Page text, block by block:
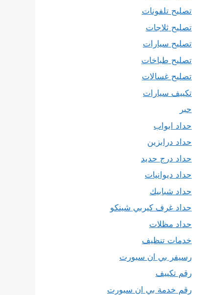
تصليح تلفونات
تصليح ثلاجات
تصليح سيارات
تصليح طباخات
تصليح غسالات
تكييف سيارات
حبر
حداد ابواب
حداد درابزين
حداد درج حديد
حداد ديوانيات
حداد شبابيك
حداد غرف كيربي شينكو
حداد مظلات
خدمات تنظيف
رسيفر بي ان سبورت
رقم تكييف
رقم خدمة بي ان سبورت